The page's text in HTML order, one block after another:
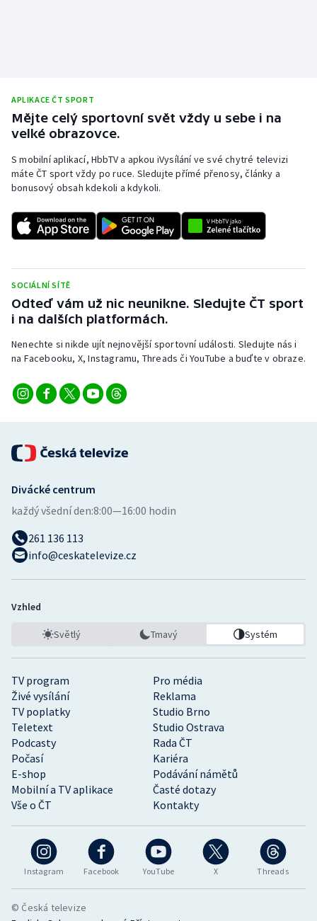
APLIKACE ČT SPORT
Mějte celý sportovní svět vždy u sebe i na
velké obrazovce.
S mobilní aplikací, HbbTV a apkou iVysílání ve své chytré televizi
máte ČT sport vždy po ruce. Sledujte přímé přenosy, články a
bonusový obsah kdekoli a kdykoli.
SOCIÁLNÍ SÍTĚ
Odteď vám už nic neunikne. Sledujte ČT sport
i na dalších platformách.
Nenechte si nikde ujít nejnovější sportovní události. Sledujte nás i
na Facebooku, X, Instagramu, Threads či YouTube a buďte v obraze.
Instagram Facebook YouTube X Threads
TV program
Pro média
Živé vysílání
Reklama
TV poplatky
Studio Brno
Teletext
Studio Ostrava
Podcasty
Rada ČT
Počasí
Kariéra
E-shop
Podávání námětů
Mobilní a TV aplikace
Časté dotazy
Vše o ČT
Kontakty
Divácké centrum
každý všední den:8:00—16:00 hodin
261 136 113
info@ceskatelevize.cz
Vzhled
Světlý Tmavý Systém
© Česká televize